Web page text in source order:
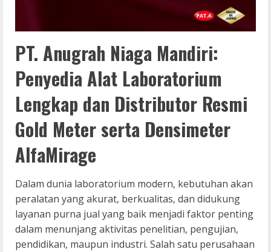
PT. Anugrah Niaga Mandiri:
Penyedia Alat Laboratorium
Lengkap dan Distributor Resmi
Gold Meter serta Densimeter
AlfaMirage
Dalam dunia laboratorium modern, kebutuhan akan
peralatan yang akurat, berkualitas, dan didukung
layanan purna jual yang baik menjadi faktor penting
dalam menunjang aktivitas penelitian, pengujian,
pendidikan, maupun industri. Salah satu perusahaan